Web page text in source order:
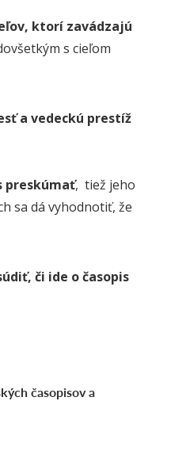
ktorí zavádzajú
s cieľom
a vedeckú prestíž
preskúmať, tiež jeho
sa dá vyhodnotiť, že
či ide o časopis
časopisov a